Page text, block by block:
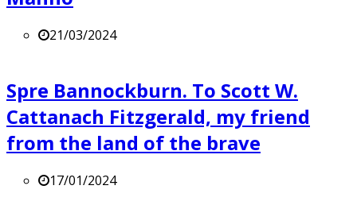
21/03/2024
Spre Bannockburn. To Scott W.
Cattanach Fitzgerald, my friend
from the land of the brave
17/01/2024